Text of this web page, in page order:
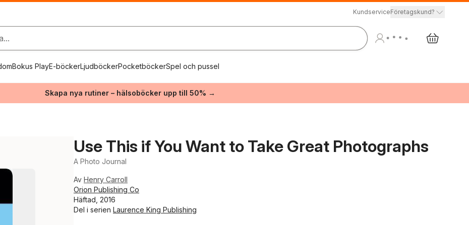
KundserviceFöretagskund?
Bokus PlayE-böckerLjudböckerPocketböckerSpel och pussel
Skapa nya rutiner – hälsoböcker upp till 50% →
Use This if You Want to Take Great Photographs
A Photo Journal
Av Henry Carroll
Orion Publishing Co
Häftad, 2016
Del i serien Laurence King Publishing